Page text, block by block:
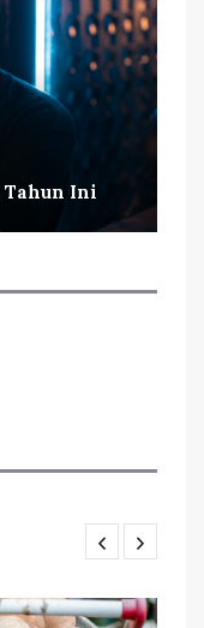
Tahun Ini